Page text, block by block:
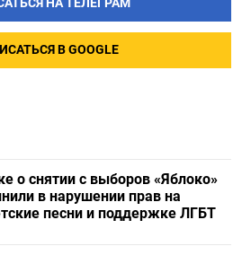
НА ТЕЛЕГРАМ
В GOOGLE
о снятии с выборов «Яблоко»
в нарушении прав на
песни и поддержке ЛГБТ